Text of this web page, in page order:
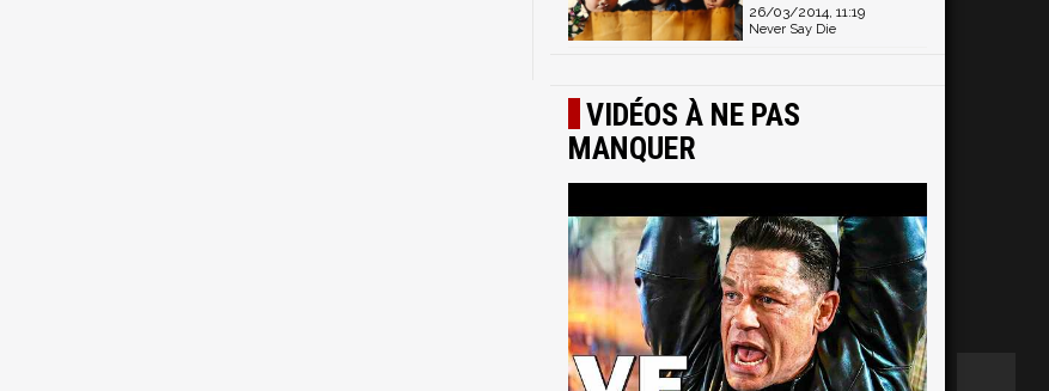
26/03/2014, 11:19
Never Say Die
VIDÉOS À NE PAS
MANQUER